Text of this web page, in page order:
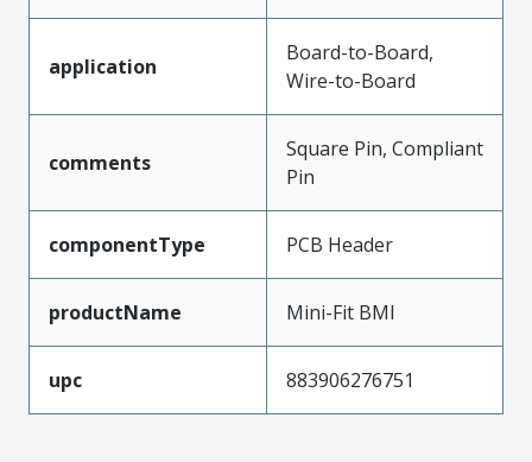
application
Board-to-Board,
Wire-to-Board
comments
Square Pin, Compliant
Pin
componentType PCB Header
productName Mini-Fit BMI
upc 883906276751